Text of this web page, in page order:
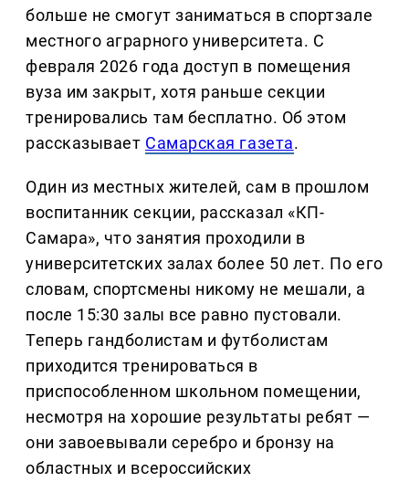
больше не смогут заниматься в спортзале
местного аграрного университета. С
февраля 2026 года доступ в помещения
вуза им закрыт, хотя раньше секции
тренировались там бесплатно. Об этом
рассказывает Самарская газета.
Один из местных жителей, сам в прошлом
воспитанник секции, рассказал «КП-
Самара», что занятия проходили в
университетских залах более 50 лет. По его
словам, спортсмены никому не мешали, а
после 15:30 залы все равно пустовали.
Теперь гандболистам и футболистам
приходится тренироваться в
приспособленном школьном помещении,
несмотря на хорошие результаты ребят —
они завоевывали серебро и бронзу на
областных и всероссийских